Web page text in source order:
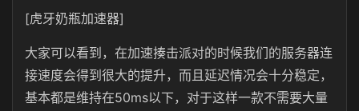
[虎牙奶瓶加速器]
大家可以看到，在加速揍击派对的时候我们的服务器连
接速度会得到很大的提升，而且延迟情况会十分稳定，
基本都是维持在50ms以下，对于这样一款不需要大量